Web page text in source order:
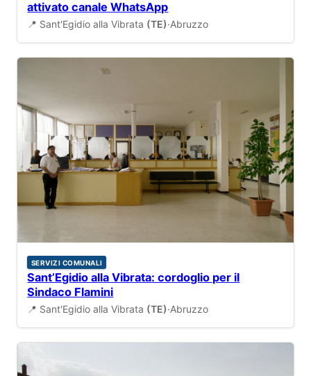
attivato canale WhatsApp
📍 Sant'Egidio alla Vibrata (TE)·Abruzzo
SERVIZI COMUNALI
Sant’Egidio alla Vibrata: cordoglio per il
Sindaco Flamini
📍 Sant'Egidio alla Vibrata (TE)·Abruzzo